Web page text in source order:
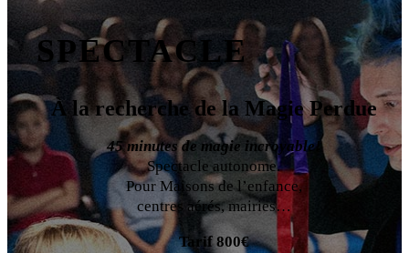
SPECTACLE
À la recherche de la Magie Perdue
45 minutes de magie incroyable!
Spectacle autonome.
Pour Maisons de l’enfance,
centres aérés, mairies…
Tarif 800€